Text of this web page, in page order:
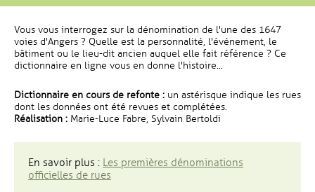
Vous vous interrogez sur la dénomination de l'une des 1647
voies d'Angers ? Quelle est la personnalité, l'événement, le
bâtiment ou le lieu-dit ancien auquel elle fait référence ? Ce
dictionnaire en ligne vous en donne l'histoire...
Dictionnaire en cours de refonte : un astérisque indique les rues
dont les données ont été revues et complétées.
Réalisation : Marie-Luce Fabre, Sylvain Bertoldi
En savoir plus : Les premières dénominations
officielles de rues